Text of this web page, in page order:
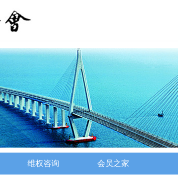
维权咨询 会员之家